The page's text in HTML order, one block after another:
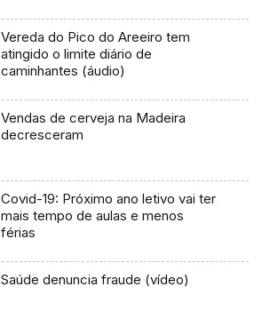
Vereda do Pico do Areeiro tem
atingido o limite diário de
caminhantes (áudio)
Vendas de cerveja na Madeira
decresceram
Covid-19: Próximo ano letivo vai ter
mais tempo de aulas e menos
férias
Saúde denuncia fraude (vídeo)